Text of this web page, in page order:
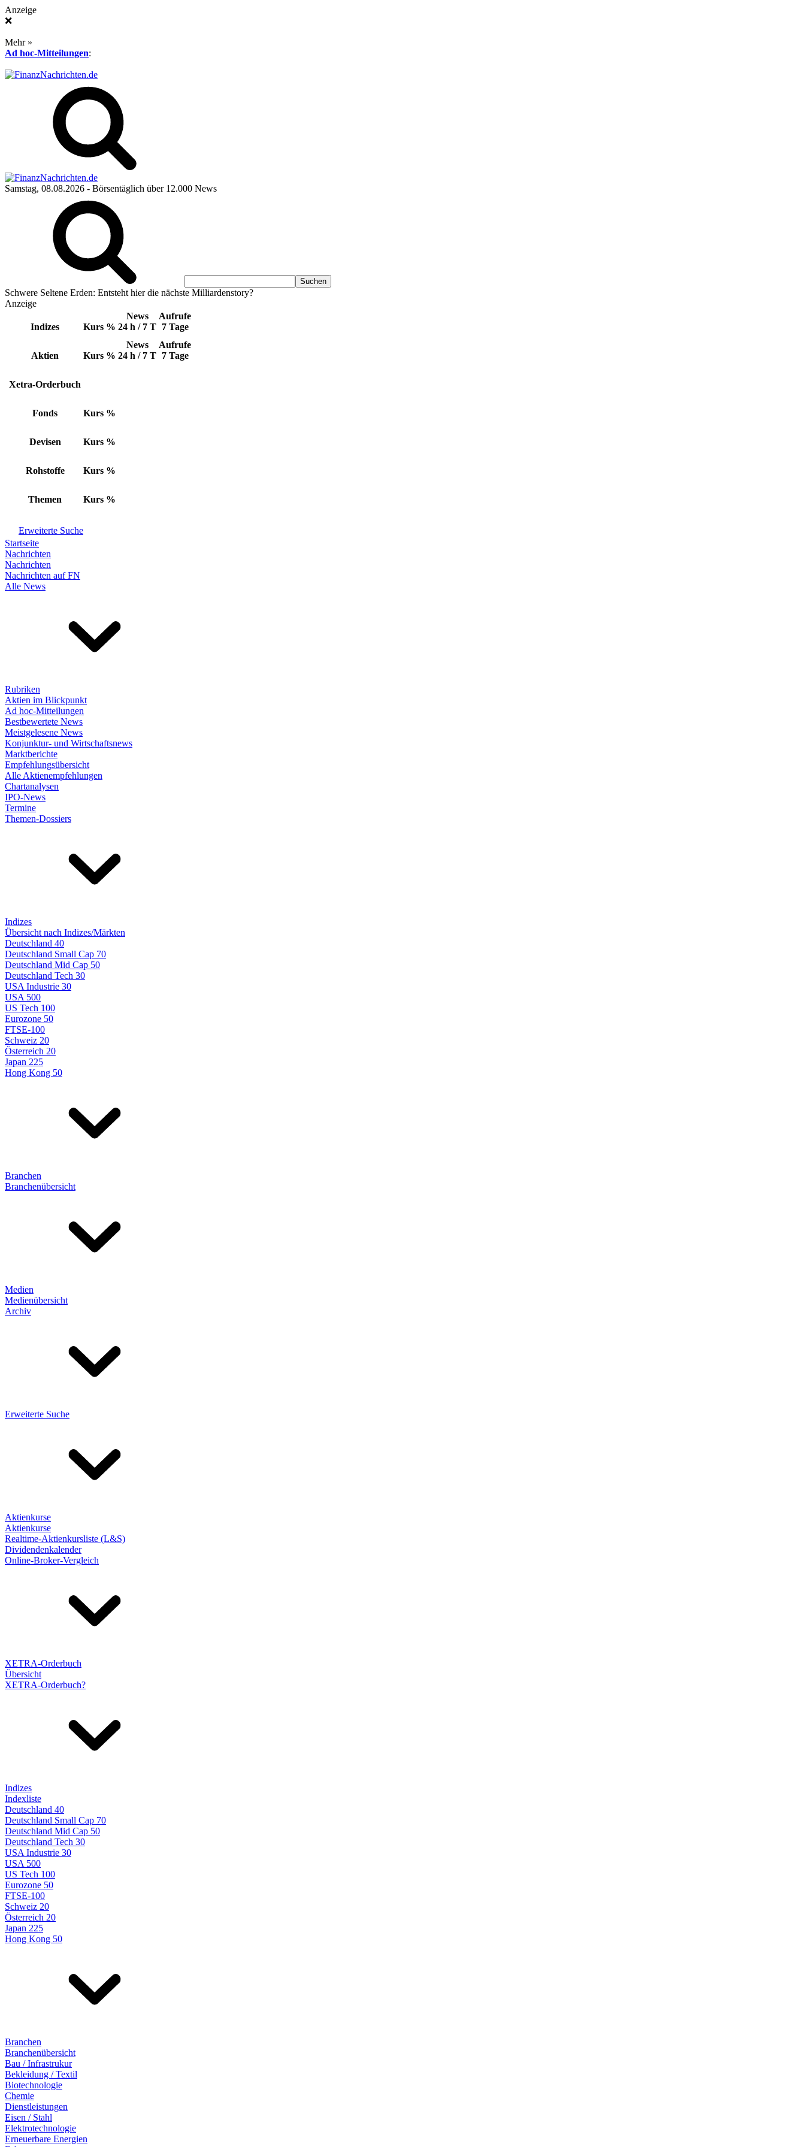
Anzeige
❌
Mehr »
Ad hoc-Mitteilungen:
Samstag, 08.08.2026 - Börsentäglich über 12.000 News
Schwere Seltene Erden: Entsteht hier die nächste Milliardenstory?
Anzeige
Indizes Kurs %
News
24 h / 7 T
Aufrufe
7 Tage
Aktien Kurs %
News
24 h / 7 T
Aufrufe
7 Tage
Xetra-Orderbuch
Fonds Kurs %
Devisen Kurs %
Rohstoffe Kurs %
Themen Kurs %
Erweiterte Suche
Startseite
Nachrichten
Nachrichten
Nachrichten auf FN
Alle News
Rubriken
Aktien im Blickpunkt
Ad hoc-Mitteilungen
Bestbewertete News
Meistgelesene News
Konjunktur- und Wirtschaftsnews
Marktberichte
Empfehlungsübersicht
Alle Aktienempfehlungen
Chartanalysen
IPO-News
Termine
Themen-Dossiers
Indizes
Übersicht nach Indizes/Märkten
Deutschland 40
Deutschland Small Cap 70
Deutschland Mid Cap 50
Deutschland Tech 30
USA Industrie 30
USA 500
US Tech 100
Eurozone 50
FTSE-100
Schweiz 20
Österreich 20
Japan 225
Hong Kong 50
Branchen
Branchenübersicht
Medien
Medienübersicht
Archiv
Erweiterte Suche
Aktienkurse
Aktienkurse
Realtime-Aktienkursliste (L&S)
Dividendenkalender
Online-Broker-Vergleich
XETRA-Orderbuch
Übersicht
XETRA-Orderbuch?
Indizes
Indexliste
Deutschland 40
Deutschland Small Cap 70
Deutschland Mid Cap 50
Deutschland Tech 30
USA Industrie 30
USA 500
US Tech 100
Eurozone 50
FTSE-100
Schweiz 20
Österreich 20
Japan 225
Hong Kong 50
Branchen
Branchenübersicht
Bau / Infrastrukur
Bekleidung / Textil
Biotechnologie
Chemie
Dienstleistungen
Eisen / Stahl
Elektrotechnologie
Erneuerbare Energien